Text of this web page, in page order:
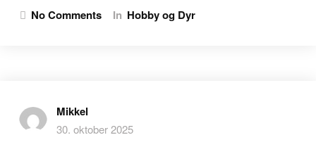
No Comments In Hobby og Dyr
Mikkel
30. oktober 2025